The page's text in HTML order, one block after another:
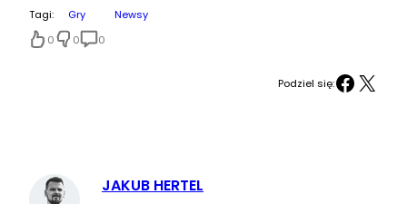
Tagi: Gry
Newsy
0
0 0
Podziel się:Facebook X
JAKUB HERTEL